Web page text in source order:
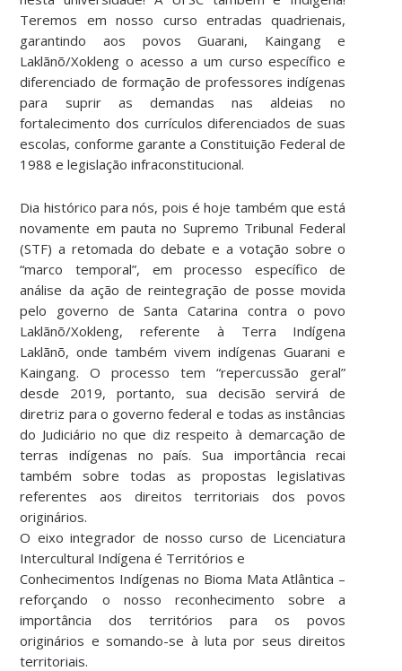
Teremos em nosso curso entradas quadrienais,
garantindo aos povos Guarani, Kaingang e
Laklãnõ/Xokleng o acesso a um curso específico e
diferenciado de formação de professores indígenas
para suprir as demandas nas aldeias no
fortalecimento dos currículos diferenciados de suas
escolas, conforme garante a Constituição Federal de
1988 e legislação infraconstitucional.
Dia histórico para nós, pois é hoje também que está
novamente em pauta no Supremo Tribunal Federal
(STF) a retomada do debate e a votação sobre o
“marco temporal”, em processo específico de
análise da ação de reintegração de posse movida
pelo governo de Santa Catarina contra o povo
Laklãnõ/Xokleng, referente à Terra Indígena
Laklãnõ, onde também vivem indígenas Guarani e
Kaingang. O processo tem “repercussão geral”
desde 2019, portanto, sua decisão servirá de
diretriz para o governo federal e todas as instâncias
do Judiciário no que diz respeito à demarcação de
terras indígenas no país. Sua importância recai
também sobre todas as propostas legislativas
referentes aos direitos territoriais dos povos
originários.
O eixo integrador de nosso curso de Licenciatura
Intercultural Indígena é Territórios e
Conhecimentos Indígenas no Bioma Mata Atlântica –
reforçando o nosso reconhecimento sobre a
importância dos territórios para os povos
originários e somando-se à luta por seus direitos
territoriais.